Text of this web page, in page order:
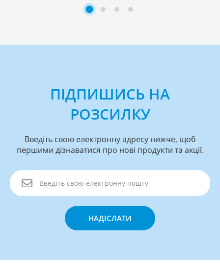
ПІДПИШИСЬ НА
РОЗСИЛКУ
Введіть свою електронну адресу нижче, щоб
першими дізнаватися про нові продукти та акції.
НАДІСЛАТИ